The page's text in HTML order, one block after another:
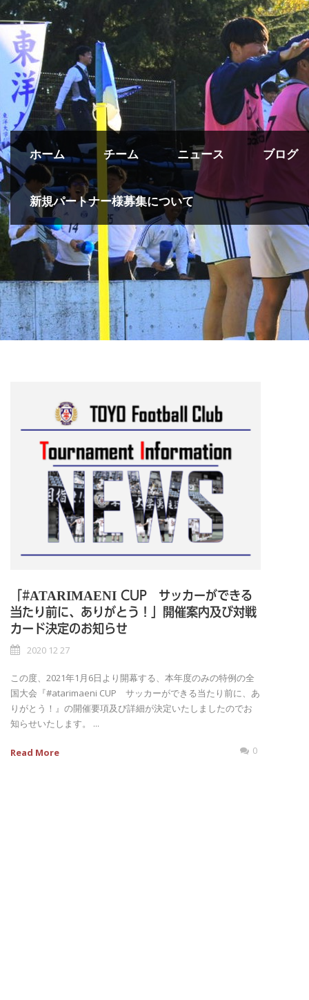
ホーム チーム ニュース ブログ
新規パートナー様募集について
「#ATARIMAENI CUP サッカーができる
当たり前に、ありがとう！」開催案内及び対戦
カード決定のお知らせ
2020 12 27
この度、2021年1月6日より開幕する、本年度のみの特例の全
国大会『#atarimaeni CUP サッカーができる当たり前に、あ
りがとう！』の開催要項及び詳細が決定いたしましたのでお
知らせいたします。 ㅤㅤㅤㅤㅤㅤㅤㅤ...
Read More 0